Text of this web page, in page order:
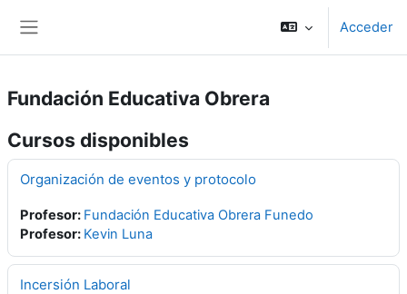
Acceder
Fundación Educativa Obrera
Cursos disponibles
Organización de eventos y protocolo
Profesor: Fundación Educativa Obrera Funedo
Profesor: Kevin Luna
Incersión Laboral